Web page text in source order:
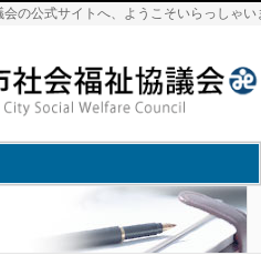
の公式サイトへ、ようこそいらっしゃい